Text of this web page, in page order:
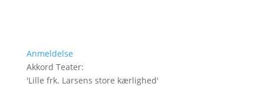
Anmeldelse
Akkord Teater:
'Lille frk. Larsens store kærlighed'